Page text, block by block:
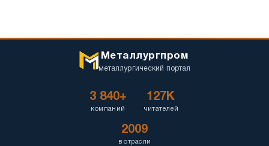
Металлургпром
металлургический портал
3 840+
компаний
127K
читателей
2009
в отрасли